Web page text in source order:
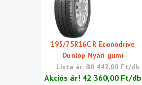
195/75R16C R Econodrive
Dunlop Nyári gumi
Lista ár: 80 442,00 Ft/db
Akciós ár! 42 360,00 Ft/db